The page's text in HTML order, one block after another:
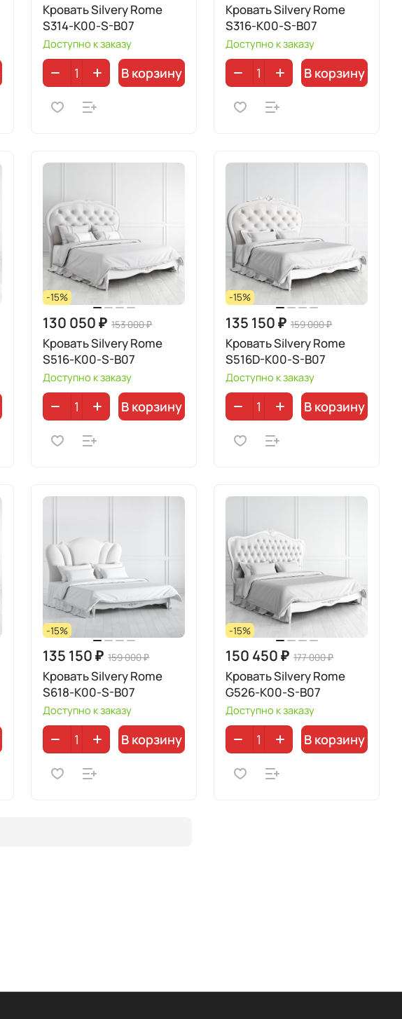
Кровать Silvery Rome
S314-K00-S-B07
Доступно к заказу
В корзину
Кровать Silvery Rome
S316-K00-S-B07
Доступно к заказу
В корзину
-15%
130 050 ₽ 153 000 ₽
Кровать Silvery Rome
S516-K00-S-B07
Доступно к заказу
В корзину
-15%
135 150 ₽ 159 000 ₽
Кровать Silvery Rome
S516D-K00-S-B07
Доступно к заказу
В корзину
-15%
135 150 ₽ 159 000 ₽
Кровать Silvery Rome
S618-K00-S-B07
Доступно к заказу
В корзину
-15%
150 450 ₽ 177 000 ₽
Кровать Silvery Rome
G526-K00-S-B07
Доступно к заказу
В корзину